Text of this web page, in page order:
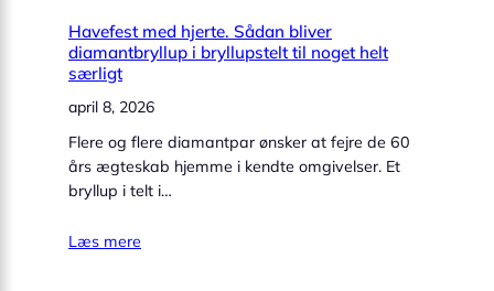
Havefest med hjerte. Sådan bliver
diamantbryllup i bryllupstelt til noget helt
særligt
april 8, 2026
Flere og flere diamantpar ønsker at fejre de 60
års ægteskab hjemme i kendte omgivelser. Et
bryllup i telt i…
Læs mere